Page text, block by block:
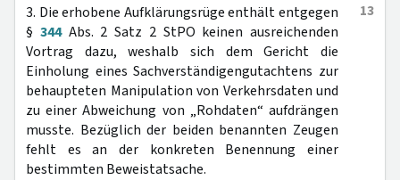
13
3. Die erhobene Aufklärungsrüge enthält entgegen
§ 344Abs. 2 Satz 2 StPO keinen ausreichenden
Vortrag dazu, weshalb sich dem Gericht die
Einholung eines Sachverständigengutachtens zur
behaupteten Manipulation von Verkehrsdaten und
zu einer Abweichung von „Rohdaten“ aufdrängen
musste. Bezüglich der beiden benannten Zeugen
fehlt es an der konkreten Benennung einer
bestimmten Beweistatsache.